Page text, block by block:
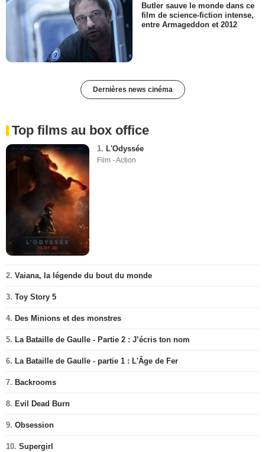
Butler sauve le monde dans ce
film de science-fiction intense,
entre Armageddon et 2012
Dernières news cinéma
Top films au box office
1. L'Odyssée
Film - Action
2. Vaiana, la légende du bout du monde
3. Toy Story 5
4. Des Minions et des monstres
5. La Bataille de Gaulle - Partie 2 : J’écris ton nom
6. La Bataille de Gaulle - partie 1 : L'Âge de Fer
7. Backrooms
8. Evil Dead Burn
9. Obsession
10. Supergirl